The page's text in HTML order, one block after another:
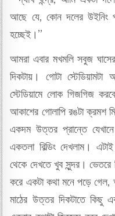
আছে যে, কোন দলের উইনিং
হচ্ছেই।”
আমরা এবার মখমলি সবুজ
দিকটায়। গোটা
স্টেডিয়ামে লোক গিজগিজ
আকাশের গোলাপি রঙটা ক্রমশ
একদম উত্তর প্রান্তে যেখানে
একতলা বিল্ডিং দেখলাম।
থেকে দেখতে খুব সুন্দর।
করে একটা কথা মনে পড়ে গেল,
মাঠের উত্তর দিকটাতে কিছু